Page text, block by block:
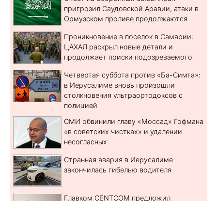
пригрозил Саудовской Аравии, атаки в
Ормузском проливе продолжаются
Проникновение в поселок в Самарии:
ЦАХАЛ раскрыл новые детали и
продолжает поиски подозреваемого
Четвертая суббота против «Ба-Симта»:
в Иерусалиме вновь произошли
столкновения ультраортодоксов с
полицией
СМИ обвинили главу «Моссад» Гофмана
«в советских чистках» и удалении
несогласных
Странная авария в Иерусалиме
закончилась гибелью водителя
Главком CENTCOM предложил